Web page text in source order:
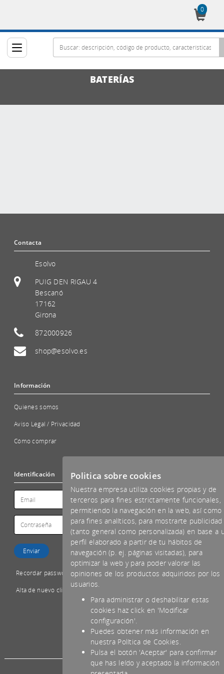
0
BATERÍAS
Contacta
Esolvo
PUIG DEN RIGAU 4
Bescanó
17162
Girona
872000926
shop@esolvo.es
Información
Quienes somos
Aviso Legal / Privacidad
Cómo comprar
Identificación
Recordar password
Alta de nuevo cliente
*IVA NO INCLUIDO
Politica sobre cookies
Nuestra empresa utiliza cookies propias y de
terceros para fines estrictamente funcionales,
permitiendo la navegación en la web, así como
para fines analíticos, para mostrarte publicidad
(tanto general como personalizada) en base a
perfil elaborado a partir de tu hábitos de
navegación (p. ej. páginas visitadas), para
optimizar la web y para poder valorar las
opiniones de los productos adquiridos por los
usuarios.
Para administrar o deshabilitar estas
cookies haz click en 'Modificar
configuración'.
Puedes obtener más información en
nuestra Política de Cookies.
Pulsa el botón 'Aceptar' para confirmar
que has leído y aceptado la información